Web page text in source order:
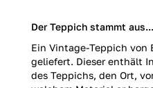
Der Teppich stammt aus...
Ein Vintage-Teppich von
geliefert. Dieser enthält
des Teppichs, den Ort,